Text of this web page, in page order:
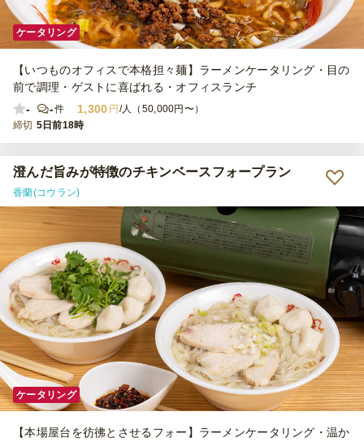
ケータリング
【いつものオフィスで本格担々麺】ラーメンケータリング・目の
前で調理・ゲストに喜ばれる・オフィスランチ
-
-件 1,300 円 /人（50,000円〜）
締切 5日前18時
澄んだ旨みが特徴のチキンベースフォープラン
香蘭(コウラン)
ケータリング
【本場屋台を彷彿とさせるフォー】ラーメンケータリング・温か